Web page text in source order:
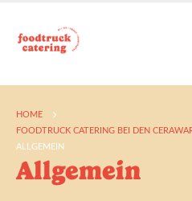
HOME
FOODTRUCK CATERING BEI DEN
ALLGEMEIN
Allgemein